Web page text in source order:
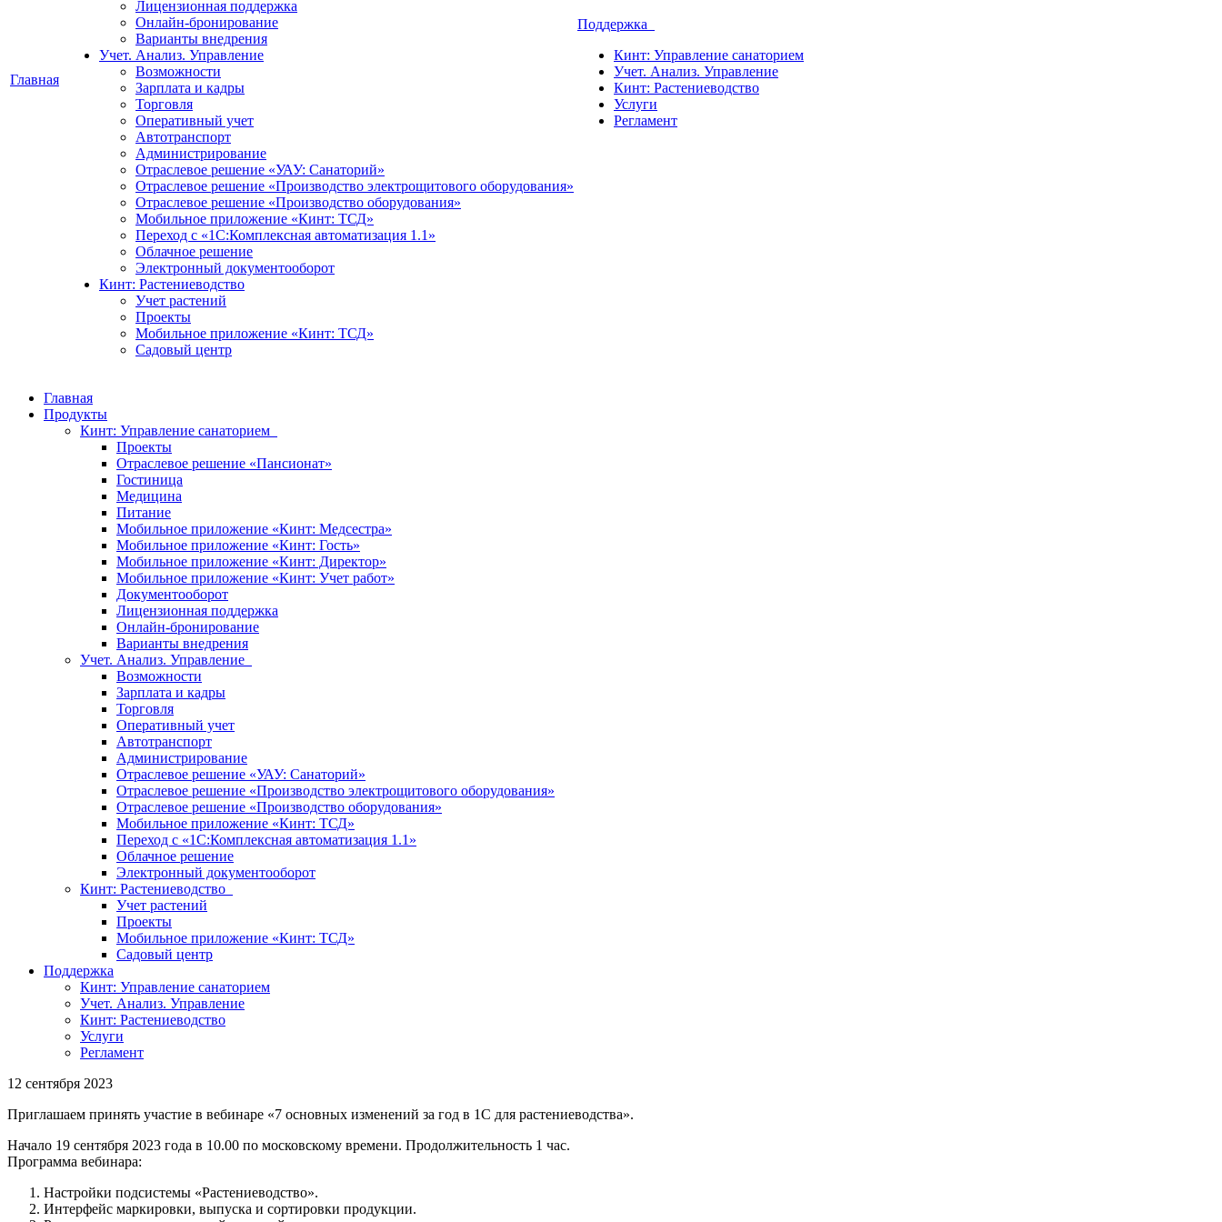
Главная
Лицензионная поддержка
Онлайн-бронирование
Варианты внедрения
Учет. Анализ. Управление
Возможности
Зарплата и кадры
Торговля
Оперативный учет
Автотранспорт
Администрирование
Отраслевое решение «УАУ: Санаторий»
Отраслевое решение «Производство электрощитового оборудования»
Отраслевое решение «Производство оборудования»
Мобильное приложение «Кинт: ТСД»
Переход с «1С:Комплексная автоматизация 1.1»
Облачное решение
Электронный документооборот
Кинт: Растениеводство
Учет растений
Проекты
Мобильное приложение «Кинт: ТСД»
Садовый центр
Поддержка
Кинт: Управление санаторием
Учет. Анализ. Управление
Кинт: Растениеводство
Услуги
Регламент
Главная
Продукты
Кинт: Управление санаторием
Проекты
Отраслевое решение «Пансионат»
Гостиница
Медицина
Питание
Мобильное приложение «Кинт: Медсестра»
Мобильное приложение «Кинт: Гость»
Мобильное приложение «Кинт: Директор»
Мобильное приложение «Кинт: Учет работ»
Документооборот
Лицензионная поддержка
Онлайн-бронирование
Варианты внедрения
Учет. Анализ. Управление
Возможности
Зарплата и кадры
Торговля
Оперативный учет
Автотранспорт
Администрирование
Отраслевое решение «УАУ: Санаторий»
Отраслевое решение «Производство электрощитового оборудования»
Отраслевое решение «Производство оборудования»
Мобильное приложение «Кинт: ТСД»
Переход с «1С:Комплексная автоматизация 1.1»
Облачное решение
Электронный документооборот
Кинт: Растениеводство
Учет растений
Проекты
Мобильное приложение «Кинт: ТСД»
Садовый центр
Поддержка
Кинт: Управление санаторием
Учет. Анализ. Управление
Кинт: Растениеводство
Услуги
Регламент
12 сентября 2023
Приглашаем принять участие в вебинаре «7 основных изменений за год в 1С для растениеводства».
Начало 19 сентября 2023 года в 10.00 по московскому времени. Продолжительность 1 час.
Программа вебинара:
Настройки подсистемы «Растениеводство».
Интерфейс маркировки, выпуска и сортировки продукции.